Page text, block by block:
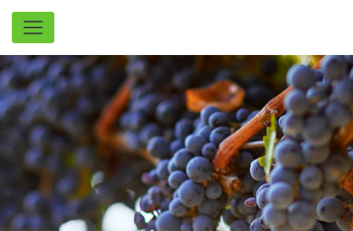
Panneau de gestion des cookies